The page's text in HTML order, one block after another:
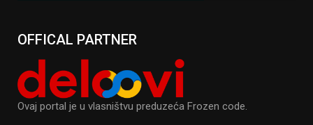
OFFICAL PARTNER
Ovaj portal je u vlasništvu preduzeća Frozen code.